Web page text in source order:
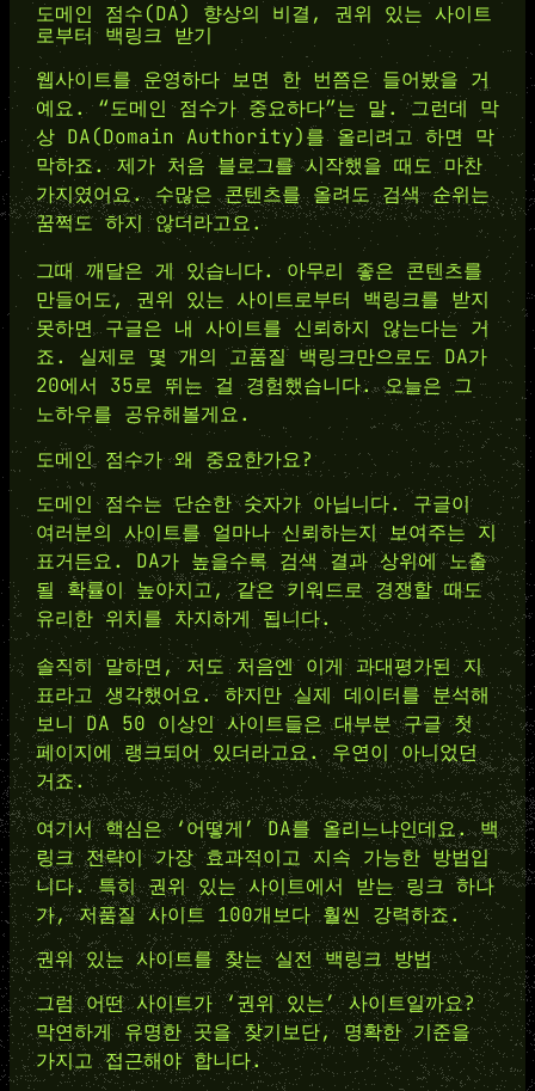
도메인 점수(DA) 향상의 비결, 권위 있는 사이트
로부터 백링크 받기
웹사이트를 운영하다 보면 한 번쯤은 들어봤을 거
예요. “도메인 점수가 중요하다”는 말. 그런데 막
상 DA(Domain Authority)를 올리려고 하면 막
막하죠. 제가 처음 블로그를 시작했을 때도 마찬
가지였어요. 수많은 콘텐츠를 올려도 검색 순위는
꿈쩍도 하지 않더라고요.
그때 깨달은 게 있습니다. 아무리 좋은 콘텐츠를
만들어도, 권위 있는 사이트로부터 백링크를 받지
못하면 구글은 내 사이트를 신뢰하지 않는다는 거
죠. 실제로 몇 개의 고품질 백링크만으로도 DA가
20에서 35로 뛰는 걸 경험했습니다. 오늘은 그
노하우를 공유해볼게요.
도메인 점수가 왜 중요한가요?
도메인 점수는 단순한 숫자가 아닙니다. 구글이
여러분의 사이트를 얼마나 신뢰하는지 보여주는 지
표거든요. DA가 높을수록 검색 결과 상위에 노출
될 확률이 높아지고, 같은 키워드로 경쟁할 때도
유리한 위치를 차지하게 됩니다.
솔직히 말하면, 저도 처음엔 이게 과대평가된 지
표라고 생각했어요. 하지만 실제 데이터를 분석해
보니 DA 50 이상인 사이트들은 대부분 구글 첫
페이지에 랭크되어 있더라고요. 우연이 아니었던
거죠.
여기서 핵심은 ‘어떻게’ DA를 올리느냐인데요. 백
링크 전략이 가장 효과적이고 지속 가능한 방법입
니다. 특히 권위 있는 사이트에서 받는 링크 하나
가, 저품질 사이트 100개보다 훨씬 강력하죠.
권위 있는 사이트를 찾는 실전 백링크 방법
그럼 어떤 사이트가 ‘권위 있는’ 사이트일까요?
막연하게 유명한 곳을 찾기보단, 명확한 기준을
가지고 접근해야 합니다.